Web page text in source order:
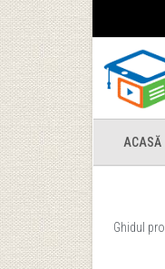
ACASĂ
Ghidul